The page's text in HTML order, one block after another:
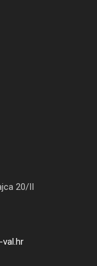
20/II
val.hr